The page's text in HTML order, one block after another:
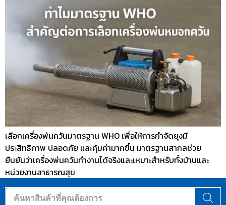
เลือกเครื่องพ่นควันมาตรฐาน WHO เพื่อให้การกำจัดยุงมี
ประสิทธิภาพ ปลอดภัย และคุ้มค่ามากขึ้น มาตรฐานสากลช่วย
ยืนยันว่าเครื่องพ่นควันทำงานได้จริงและเหมาะสำหรับทั้งบ้านและ
หน่วยงานสาธารณสุข